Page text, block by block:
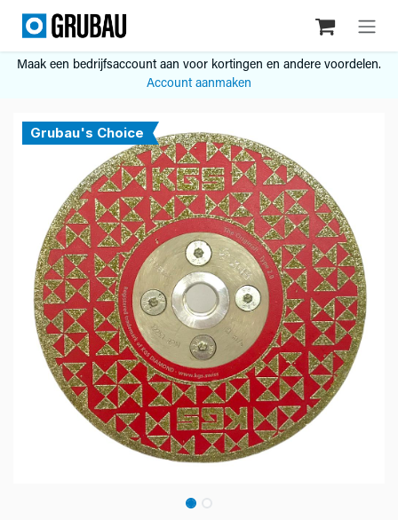
Overslaan naar inhoud
Maak een bedrijfsaccount aan voor kortingen en andere voordelen.
Account aanmaken
Grubau's Choice